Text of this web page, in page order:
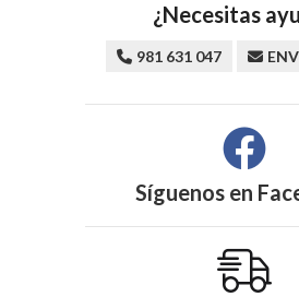
¿Necesitas
981 631 047
Síguenos en